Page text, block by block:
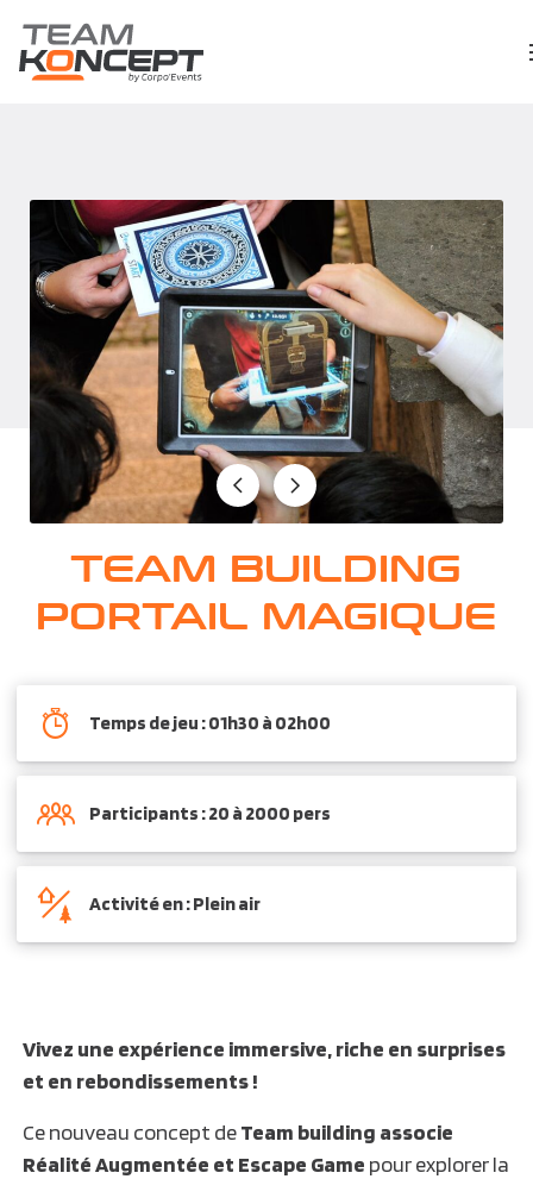
TEAM BUILDING
PORTAIL MAGIQUE
Temps de jeu : 01h30 à 02h00
Participants : 20 à 2000 pers
Activité en : Plein air
Vivez une expérience immersive, riche en surprises
et en rebondissements !
Ce nouveau concept deTeam building associe
Réalité Augmentée et Escape Game pour explorer la